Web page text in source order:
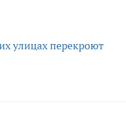
улицах перекроют